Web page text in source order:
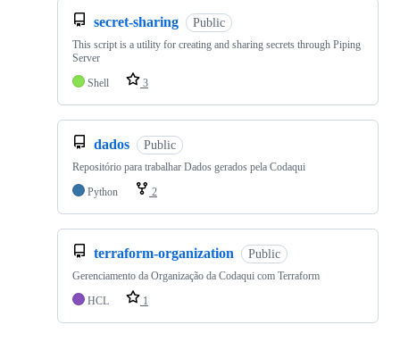
secret-sharing Public
This script is a utility for creating and sharing secrets through Piping
Server
Shell
3
dados Public
Repositório para trabalhar Dados gerados pela Codaqui
Python
2
terraform-organization Public
Gerenciamento da Organização da Codaqui com Terraform
HCL
1